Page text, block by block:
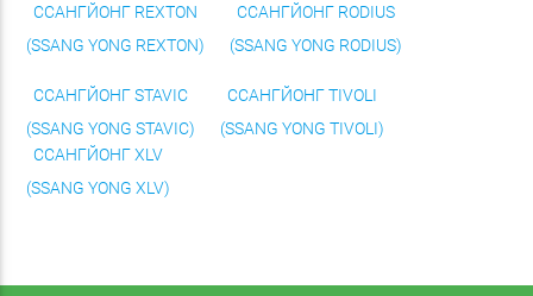
ССАНГЙОНГ REXTON
(SSANG YONG REXTON)
ССАНГЙОНГ RODIUS
(SSANG YONG RODIUS)
ССАНГЙОНГ STAVIC
(SSANG YONG STAVIC)
ССАНГЙОНГ TIVOLI
(SSANG YONG TIVOLI)
ССАНГЙОНГ XLV
(SSANG YONG XLV)